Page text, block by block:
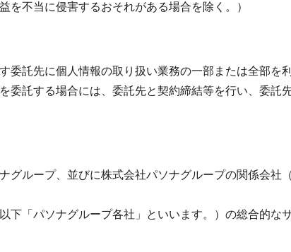
不当に侵害するおそれがある場合を除く。）
委託先に個人情報の取り扱い業務の一部または全部を
委託する場合には、委託先と契約締結等を行い、委託
ループ、並びに株式会社パソナグループの関係会社
「パソナグループ各社」といいます。）の総合的な